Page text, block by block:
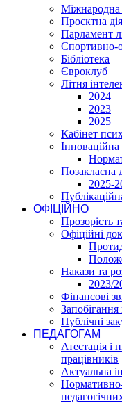
Міжнародна
Проєктна
Парламент
Спортивно-
Бібліотека
Євроклуб
Літня
2024
2023
2025
Кабінет
Інноваційна
Позакласна
2025-
ОФІЦІЙНО
Прозорість
Офіційні
Накази та
2023/
Фінансові
Запобігання
Публічні
ПЕДАГОГАМ
Атестація і
працівників
Актуальна
Нормативно-